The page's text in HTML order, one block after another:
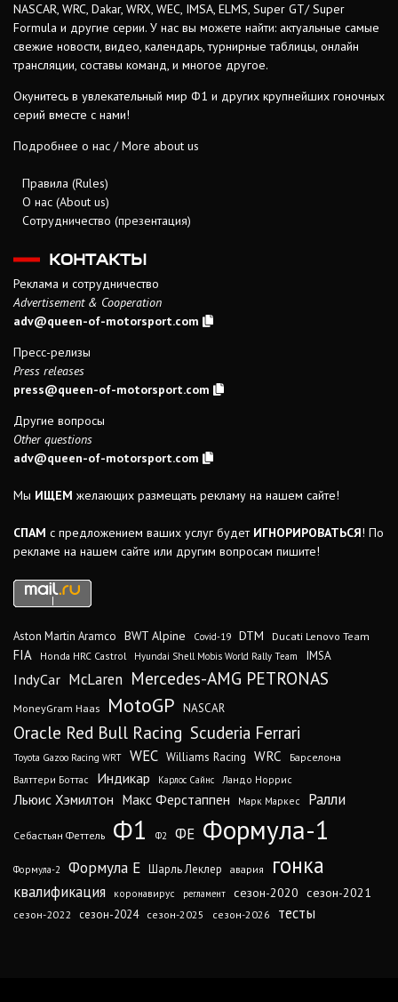
NASCAR, WRC, Dakar, WRX, WEC, IMSA, ELMS, Super GT/ Super
Formula и другие серии. У нас вы можете найти: актуальные самые
свежие новости, видео, календарь, турнирные таблицы, онлайн
трансляции, составы команд, и многое другое.
Окунитесь в увлекательный мир Ф1 и других крупнейших гоночных
серий вместе с нами!
Подробнее о нас / More about us
Правила (Rules)
О нас (About us)
Сотрудничество (презентация)
КОНТАКТЫ
Реклама и сотрудничество
Advertisement & Cooperation
adv@queen-of-motorsport.com
Пресс-релизы
Press releases
press@queen-of-motorsport.com
Другие вопросы
Other questions
adv@queen-of-motorsport.com
Мы ИЩЕМ желающих размещать рекламу на нашем сайте!
СПАМ с предложением ваших услуг будет ИГНОРИРОВАТЬСЯ! По
рекламе на нашем сайте или другим вопросам пишите!
Aston Martin Aramco BWT Alpine Covid-19 DTM Ducati Lenovo Team
FIA Honda HRC Castrol Hyundai Shell Mobis World Rally Team IMSA
IndyCar McLaren Mercedes-AMG PETRONAS
MoneyGram Haas MotoGP NASCAR
Oracle Red Bull Racing Scuderia Ferrari
Toyota Gazoo Racing WRT WEC Williams Racing WRC
Барселона
Валттери Боттас
Индикар Карлос Сайнс Ландо Норрис
Льюис Хэмилтон Макс Ферстаппен Марк Маркес Ралли
Себастьян Феттель Ф1 Ф2 ФЕ Формула-1
Формула-2 Формула Е Шарль Леклер авария гонка
квалификация коронавирус регламент сезон-2020 сезон-2021
сезон-2022 сезон-2024 сезон-2025 сезон-2026 тесты